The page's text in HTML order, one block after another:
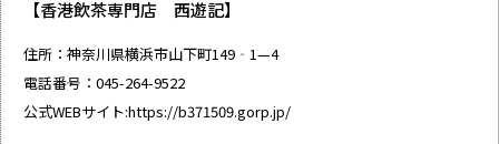
【香港飲茶専門店 西遊記】
住所：神奈川県横浜市山下町149‐1—4
電話番号：045-264-9522
公式WEBサイト:https://b371509.gorp.jp/